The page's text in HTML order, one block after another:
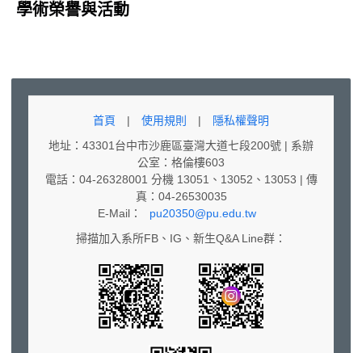
學術榮譽與活動
首頁 | 使用規則 |
隱私權聲明
地址：43301台中市沙鹿區臺灣大道七段200號 | 系辦
公室：格倫樓603
電話：04-26328001 分機 13051、13052、13053 | 傳
真：04-26530035
E-Mail：
pu20350@pu.edu.tw
掃描加入系所FB、IG、新生Q&A Line群：